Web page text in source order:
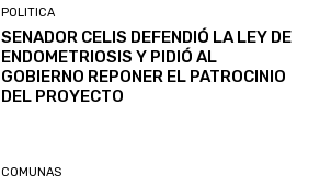
POLITICA
SENADOR CELIS DEFENDIÓ LA LEY DE
ENDOMETRIOSIS Y PIDIÓ AL
GOBIERNO REPONER EL PATROCINIO
DEL PROYECTO
COMUNAS